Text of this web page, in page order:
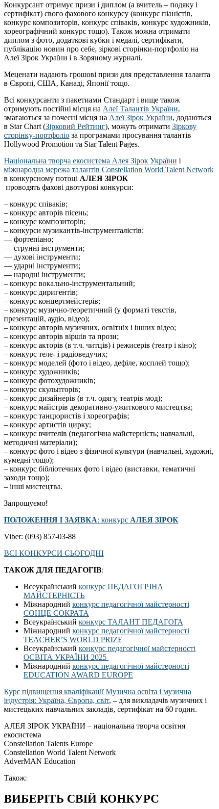
Конкурсант отримує призи і диплом (а вчитель – подяку і
сертифікат) свого фахового конкурсу (конкурс піаністів,
конкурс композиторів, конкурс співаків, конкурс художників,
хореографічний конкурс тощо). Також можна отримати
диплом з фото, додаткові кубки і медалі, сертифікати,
публікацію новин про себе, зіркові сторінки-портфоліо на
Алеї Зірок України і в Зоряному журналі.
Меценати надають грошові призи для представлення таланта
в Європі, США, Канаді, Японії тощо.
Всі конкурсанти з пакетиами Стандарт і вище також
отримують постійні місця на Алеї Талантів України,
змагаються за почесні місця на Алеї Зірок України, додаються
в Star Chart (Зірковий Рейтинг), можуть отримати Зіркову
сторінку-портфоліо за програмами просування талантів
Hollywood Promotion та Star Talent Pages.
Національна творча екосистема Алея Зірок України і
міжнародна мережа талантів Constellation World Talent Network
в конкурсному потоці АЛЕЯ ЗІРОК
проводять фахові двотурові конкурси:
– конкурс співаків;
– конкурс авторів пісень;
– конкурс композиторів;
– конкурси музикантів-інструменталістів:
–– фортепіано;
–– струнні інструменти;
–– духові інструменти;
–– ударні інструменти;
–– народні інструменти;
– конкурс вокально-інструментальний;
– конкурс диригентів;
– конкурс концертмейстерів;
– конкурс музично-теоретичний (у форматі текстів,
презентацій, аудіо, відео);
– конкурс авторів музичних, освітніх і інших відео;
– конкурс авторів віршів та прози;
– конкурс акторів (в т.ч. читців) і режисерів (театр і кіно);
– конкурс теле- і радіоведучих;
– конкурс моделей (фото і відео, дефіле, косплей тощо);
– конкурс художників;
– конкурс фотохудожників;
– конкурс скульпторів;
– конкурс дизайнерів (в т.ч. одягу, театрів мод);
– конкурс майстрів декоративно-ужиткового мистецтва;
– конкурс танцюристів і хореографів;
– конкурс артистів цирку;
– конкурс вчителів (педагогічна майстерність; навчальні,
методичні матеріали);
– конкурс фото і відео з фізичної культури (навчальні, художні,
кумедні тощо);
– конкурс бібліотечних фото і відео (виставки, тематичні
заходи тощо);
– інші мистецтва.
Запрошуємо!
ПОЛОЖЕННЯ І ЗАЯВКА: конкурс АЛЕЯ ЗІРОК
Viber: (093) 857-03-88
ВСІ КОНКУРСИ СЬОГОДНІ
ТАКОЖ ДЛЯ ПЕДАГОГІВ:
Всеукраїнський конкурс ПЕДАГОГІЧНА
МАЙСТЕРНІСТЬ
Міжнародний конкурс педагогічної майстерності
СОНЦЕ СОКРАТА
Всеукраїнський конкурс ТАЛАНТ ПЕДАГОГА
Міжнародний конкурс педагогічної майстерності
TEACHER’S WORLD PRIZE
Всеукраїнський конкурс педагогічної майстерності
ОСВІТА УКРАЇНИ 2025
Міжнародний конкурс педагогічної майстерності
EDUCATION AWARD EUROPE
Курс підвищення кваліфікації Музична освіта і музична
індустрія: Україна, Європа, світ, – для викладачів музичних і
мистецьких навчальних закладів, сертифікат на 60 годин.
АЛЕЯ ЗІРОК УКРАЇНИ – національна творча освітня
екосистема
Constellation Talents Europe
Constellation World Talent Network
AdverMAN Education
Також:
ВИБЕРІТЬ СВІЙ КОНКУРС